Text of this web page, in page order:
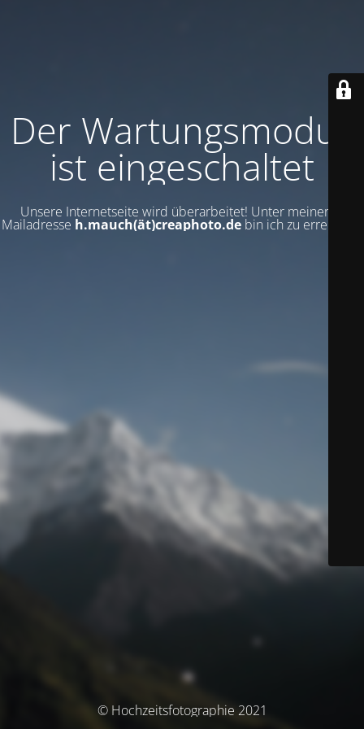
Der Wartungsmodus
ist eingeschaltet
Unsere Internetseite wird überarbeitet! Unter meiner E-
Mailadresse h.mauch(ät)creaphoto.de bin ich zu erreichen!
© Hochzeitsfotographie 2021